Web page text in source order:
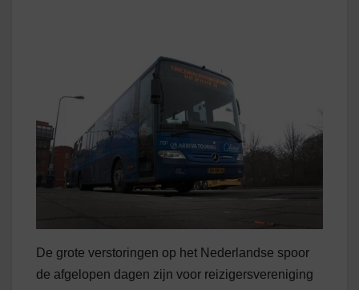
De grote verstoringen op het Nederlandse spoor
de afgelopen dagen zijn voor reizigersvereniging